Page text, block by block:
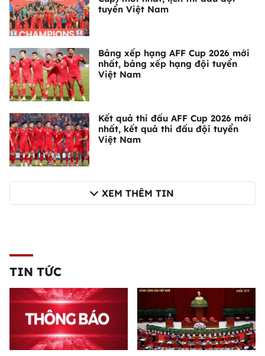
tuyển Việt Nam
Bảng xếp hạng AFF Cup 2026 mới
nhất, bảng xếp hạng đội tuyển
Việt Nam
Kết quả thi đấu AFF Cup 2026 mới
nhất, kết quả thi đấu đội tuyển
Việt Nam
XEM THÊM TIN
TIN TỨC